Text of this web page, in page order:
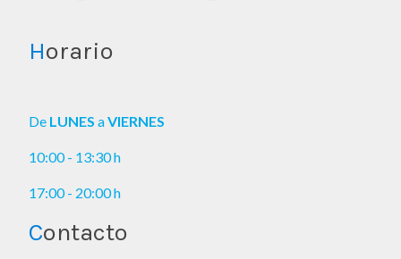
Horario
De LUNES aVIERNES
10:00 - 13:30 h
17:00 - 20:00 h
Contacto